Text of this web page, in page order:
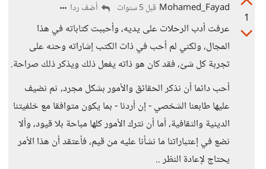
1
Mohamed_Fayad قبل 5 سنوات أضف ردا
عرفت أدب الرحلات على يديه، وأحببت كتاباته في هذا
المجال، ولكني لم أحب في ذات الكتب إشاراته وحثه على
تجربة كل شئ، فقد كان هو ذاته يفعل ذلك ويذكر ذلك صراحة.
أحب دائما أن نذكر الحقائق والأمور بشكل مجرد، ثم نضيف
عليها طابعنا الشخصي - إن أردنا - بما يكون متوافقا مع خلفيتنا
الدينية والثقافية، أما أن نترك الأمور كلها مباحة بلا قيود، وألا
نضع في إعتباراتنا ما نشأنا عليه من قيم، فأعتقد أن هذا الأمر
يحتاج لإعادة النظر ..